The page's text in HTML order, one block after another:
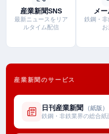
産業新聞SNS
最新ニュースをリア
ルタイム配信
メ
鉄鋼・
産業新聞のサービス
日刊産業新聞 （紙版）
鉄鋼・非鉄業界の総合紙